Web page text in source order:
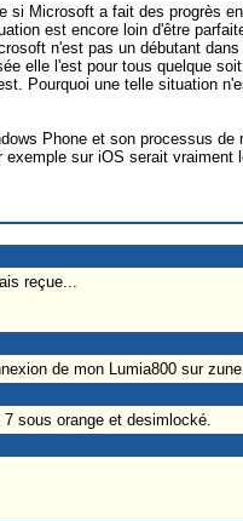
si Microsoft a fait des progrès
est encore loin d'être
n'est pas un débutant
elle l'est pour tous quelque
Pourquoi une telle situation
Phone et son processus de
sur iOS serait vraiment
reçue...
de mon Lumia800 sur zune.
sous orange et desimlocké.